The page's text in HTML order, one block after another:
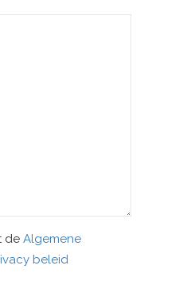
de Algemene
beleid